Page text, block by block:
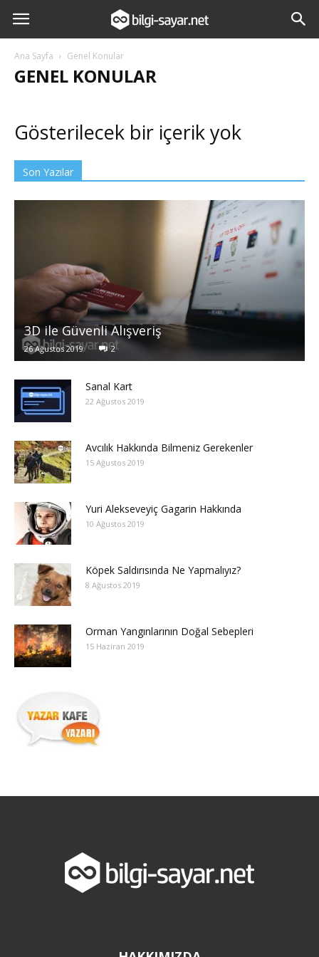
Ana Sayfa Genel Konular
GENEL KONULAR
Gösterilecek bir içerik yok
Son Yazılar
3D ile Güvenli Alışveriş
26 Ağustos 2019 2
Sanal Kart
22 Ağustos 2019
Avcılık Hakkında Bilmeniz Gerekenler
15 Ağustos 2019
Yuri Alekseveyiç Gagarin Hakkında
10 Ağustos 2019
Köpek Saldırısında Ne Yapmalıyız?
8 Ağustos 2019
Orman Yangınlarının Doğal Sebepleri
15 Haziran 2019